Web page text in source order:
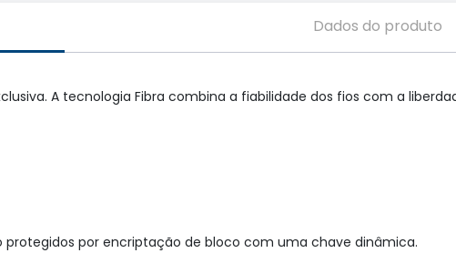
Dados do produto
A tecnologia Fibra combina a fiabilidade dos fios com a
por encriptação de bloco com uma chave dinâmica.